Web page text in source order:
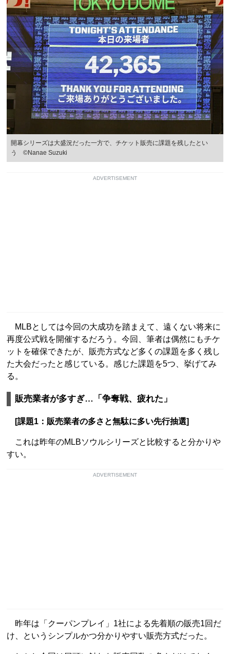
開幕シリーズは大盛況だった一方で、チケット販売に課題を残したとい
う ©Nanae Suzuki
ADVERTISEMENT
MLBとしては今回の大成功を踏まえて、遠くない将来に
再度公式戦を開催するだろう。今回、筆者は偶然にもチケ
ットを確保できたが、販売方式など多くの課題を多く残し
た大会だったと感じている。感じた課題を5つ、挙げてみ
る。
販売業者が多すぎ…「争奪戦、疲れた」
[課題1：販売業者の多さと無駄に多い先行抽選]
これは昨年のMLBソウルシリーズと比較すると分かりや
すい。
ADVERTISEMENT
昨年は「クーパンプレイ」1社による先着順の販売1回だ
け、というシンプルかつ分かりやすい販売方式だった。